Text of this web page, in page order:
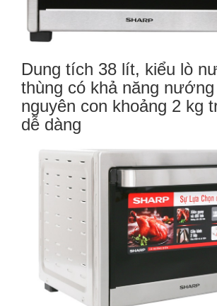
Dung tích 38 lít, kiểu lò
thùng có khả năng
nguyên con khoảng 2 kg
dễ dàng